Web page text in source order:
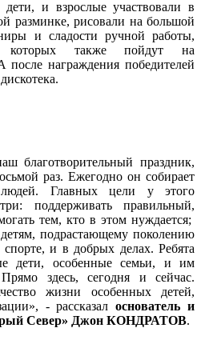
и взрослые участвовали в
разминке, рисовали на большой
и сладости ручной работы,
которых также пойдут на
после награждения победителей
благотворительный праздник,
раз. Ежегодно он собирает
Главных цели у этого
поддерживать правильный,
тем, кто в этом нуждается;
подрастающему поколению
и в добрых делах. Ребята
дети, особенные семьи, и им
здесь, сегодня и сейчас.
жизни особенных детей,
- рассказалоснователь и
Север» Джон КОНДРАТОВ.